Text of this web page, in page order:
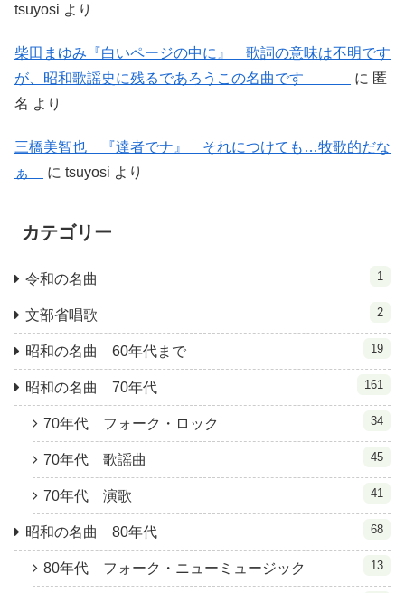
tsuyosi より
柴田まゆみ『白いページの中に』 歌詞の意味は不明です
が、昭和歌謡史に残るであろうこの名曲です
に 匿
名 より
三橋美智也 『達者でナ』 それにつけても…牧歌的だな
ぁ
に tsuyosi より
カテゴリー
令和の名曲 1
文部省唱歌 2
昭和の名曲 60年代まで 19
昭和の名曲 70年代 161
70年代 フォーク・ロック 34
70年代 歌謡曲 45
70年代 演歌 41
昭和の名曲 80年代 68
80年代 フォーク・ニューミュージック 13